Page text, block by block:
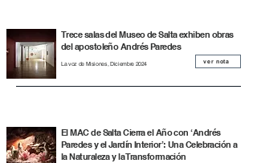
Trece salas del Museo de Salta exhiben obras
del apostoleño Andrés Paredes
La voz de Misiones, Diciembre 2024 ver nota
El MAC de Salta Cierra el Año con ‘Andrés
Paredes y el Jardín Interior’: Una Celebración a
la Naturaleza y la Transformación